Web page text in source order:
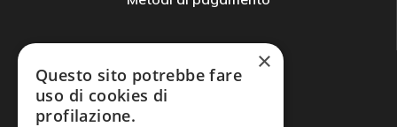
×
Questo sito potrebbe fare
uso di cookies di
profilazione.